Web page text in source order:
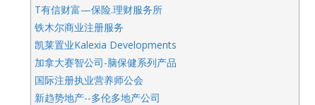
T有信财富—保险.理财服务所
铁木尔商业注册服务
凯莱置业Kalexia Developments
加拿大赛智公司-脑保健系列产品
国际注册执业营养师公会
新趋势地产--多伦多地产公司